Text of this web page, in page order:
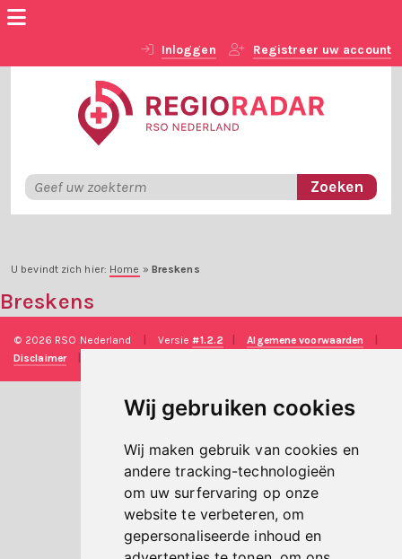
Wij gebruiken cookies
Wij maken gebruik van cookies en
andere tracking-technologieën
om uw surfervaring op onze
website te verbeteren, om
gepersonaliseerde inhoud en
Inloggen Registreer uw account
U bevindt zich hier: Home » Breskens
Breskens
© 2026 RSO Nederland Versie#1.2.2 Algemene voorwaarden
Disclaimer